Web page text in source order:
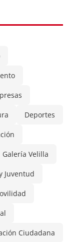
Deportes
Galería Velilla
Juventud
Ciudadana